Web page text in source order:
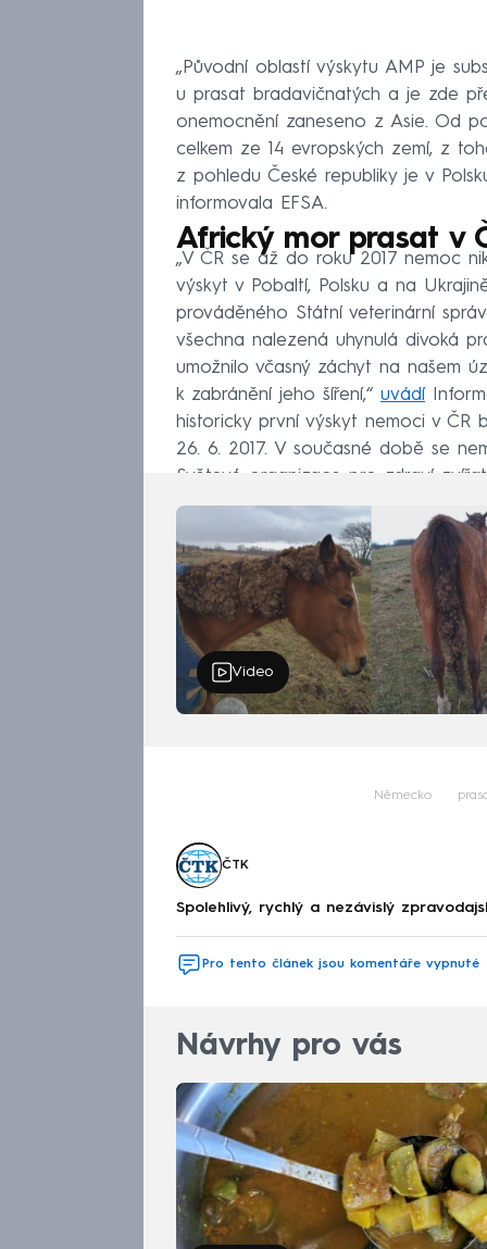
„Původní oblastí výskytu AMP je
u prasat bradavičnatých a je zde
onemocnění zaneseno z Asie. Od
celkem ze 14 evropských zemí, z
z pohledu České republiky je v
informovala EFSA.
Africký mor prasat v
„V ČR se až do roku 2017 nemoc
výskyt v Pobaltí, Polsku a na
prováděného Státní veterinární
všechna nalezená uhynulá divoká
umožnilo včasný záchyt na našem
k zabránění jeho šíření,“ uvádí
historicky první výskyt nemoci v
26. 6. 2017. V současné době se
Světové organizace pro zdraví
Video
Německo
ČTK
Spolehlivý, rychlý a nezávislý
Pro tento článek jsou komentáře vypnuté
Návrhy pro vás